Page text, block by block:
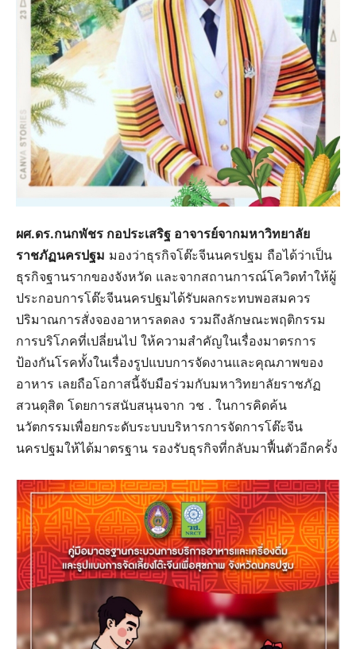
ผศ.ดร.กนกพัชร กอประเสริฐ อาจารย์จากมหาวิทยาลัย
ราชภัฏนครปฐม มองว่าธุรกิจโต๊ะจีนนครปฐม ถือได้ว่าเป็น
ธุรกิจฐานรากของจังหวัด และจากสถานการณ์โควิดทำให้ผู้
ประกอบการโต๊ะจีนนครปฐมได้รับผลกระทบพอสมควร
ปริมาณการสั่งจองอาหารลดลง รวมถึงลักษณะพฤติกรรม
การบริโภคที่เปลี่ยนไป ให้ความสำคัญในเรื่องมาตรการ
ป้องกันโรคทั้งในเรื่องรูปแบบการจัดงานและคุณภาพของ
อาหาร เลยถือโอกาสนี้จับมือร่วมกับมหาวิทยาลัยราชภัฏ
สวนดุสิต โดยการสนับสนุนจาก วช . ในการคิดค้น
นวัตกรรมเพื่อยกระดับระบบบริหารการจัดการโต๊ะจีน
นครปฐมให้ได้มาตรฐาน รองรับธุรกิจที่กลับมาฟื้นตัวอีกครั้ง